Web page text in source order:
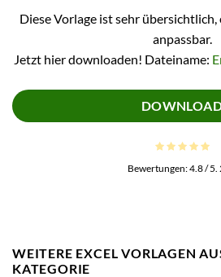
Diese Vorlage ist sehr
anpassbar.
Jetzt hier downloaden! Dateiname:
Bewertungen:4.8/ 5.
WEITERE EXCEL VORLAGEN
KATEGORIE